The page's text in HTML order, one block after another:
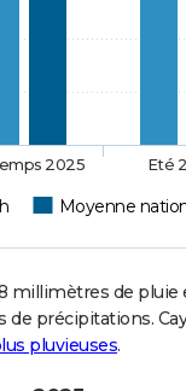
Moyenne
2025 Eté
millimètres de
précipitations.
pluvieuses.